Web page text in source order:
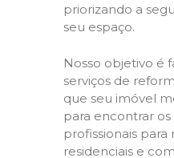
priorizando a
seu espaço.
Nosso objetivo é
serviços de
que seu imóvel
para encontrar
profissionais para
residenciais e